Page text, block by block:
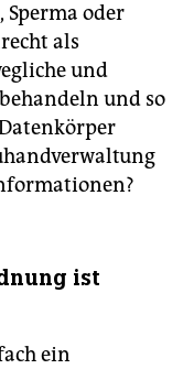
Sperma oder
als
und
und so
ist
ein